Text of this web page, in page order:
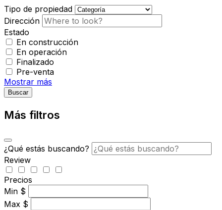
Tipo de propiedad
Dirección
Estado
En construcción
En operación
Finalizado
Pre-venta
Mostrar más
Buscar
Más filtros
¿Qué estás buscando?
Review
Precios
Min $
Max $